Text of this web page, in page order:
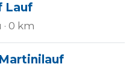
Lauf
· 0 km